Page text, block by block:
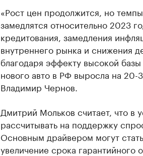
«Рост цен продолжится, но
замедлятся относительно 2023
кредитования, замедления
внутреннего рынка и снижения
благодаря эффекту высокой
нового авто в РФ выросла на
Владимир Чернов.
Дмитрий Мольков считает, что в
рассчитывать на поддержку
Основным драйвером могут
увеличение срока гарантийного